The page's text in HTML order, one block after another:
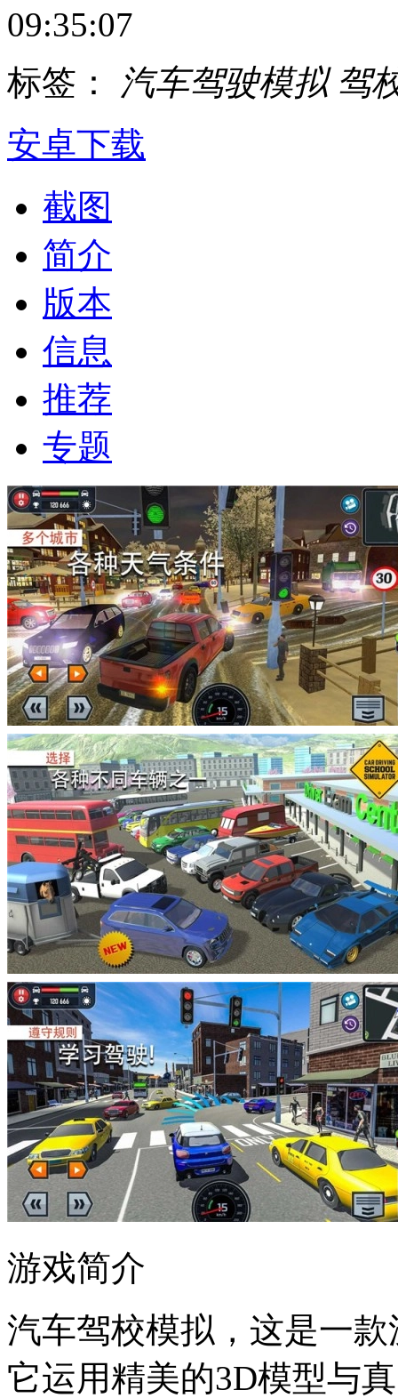
09:35:07
标签： 汽车驾驶模拟 驾
安卓下载
截图
简介
版本
信息
推荐
专题
游戏简介
汽车驾校模拟，这是一
它运用精美的3D模型与